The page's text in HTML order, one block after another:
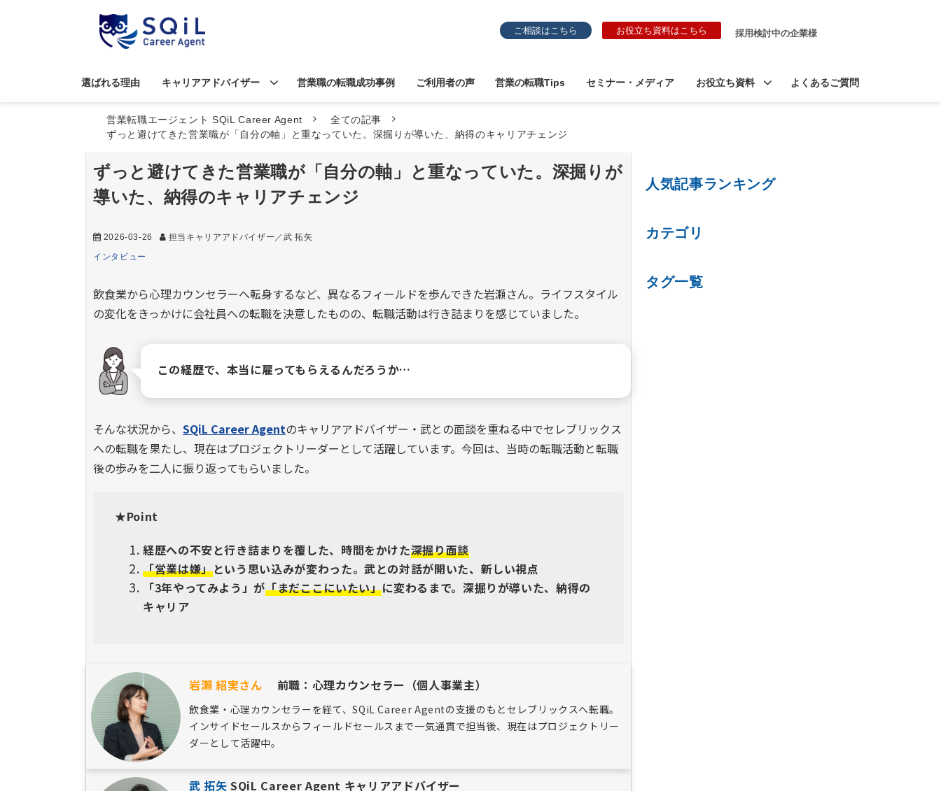
ご相談はこちら お役立ち資料はこちら 採用検討中の企業様
選ばれる理由 キャリアアドバイザー 営業職の転職成功事例 ご利用者の声 営業の転職Tips セミナー・メディア お役立ち資料 よくあるご質問
営業転職エージェント SQiL Career Agent
全ての記事
ずっと避けてきた営業職が「自分の軸」と重なっていた。深掘りが導いた、納得のキャリアチェンジ
ずっと避けてきた営業職が「自分の軸」と重なっていた。深掘りが
導いた、納得のキャリアチェンジ
2026-03-26
担当キャリアアドバイザー／武 拓矢
インタビュー
飲食業から心理カウンセラーへ転身するなど、異なるフィールドを歩んできた岩瀬さん。ライフスタイル
の変化をきっかけに会社員への転職を決意したものの、転職活動は行き詰まりを感じていました。
この経歴で、本当に雇ってもらえるんだろうか…
そんな状況から、 SQiL Career Agentのキャリアアドバイザー・武との面談を重ねる中でセレブリックス
への転職を果たし、現在はプロジェクトリーダーとして活躍しています。今回は、当時の転職活動と転職
後の歩みを二人に振り返ってもらいました。
★Point
経歴への不安と行き詰まりを覆した、時間をかけた深掘り面談
「営業は嫌」という思い込みが変わった。武との対話が開いた、新しい視点
「3年やってみよう」が「まだここにいたい」に変わるまで。深掘りが導いた、納得の
キャリア
岩瀬 紹実さん 前職：心理カウンセラー（個人事業主）
飲食業・心理カウンセラーを経て、SQiL Career Agentの支援のもとセレブリックスへ転職。
インサイドセールスからフィールドセールスまで一気通貫で担当後、現在はプロジェクトリー
ダーとして活躍中。
武 拓矢 SQiL Career Agent キャリアアドバイザー
人気記事ランキング
カテゴリ
タグ一覧